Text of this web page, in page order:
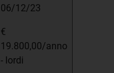
06/12/23
€
19.800,00/anno
- lordi